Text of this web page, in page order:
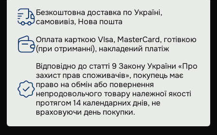
Безкоштовна доставка по Україні,
самовивіз, Нова пошта
Оплата карткою VIsa, MasterCard, готівкою
(при отриманні), накладений платіж
Відповідно до статті 9 Закону України «Про
захист прав споживачів», покупець має
право на обмін або повернення
непродовольчого товару належної якості
протягом 14 календарних днів, не
враховуючи день покупки.